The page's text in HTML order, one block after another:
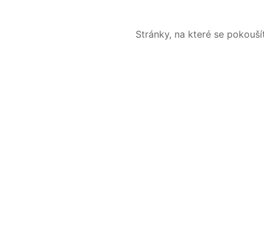
Stránky, na které se